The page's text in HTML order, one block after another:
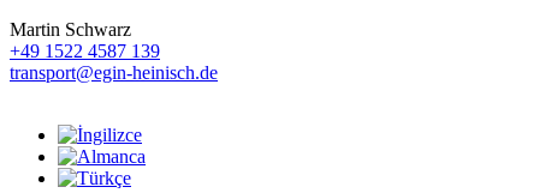
Martin Schwarz
+49 1522 4587 139
transport@egin-heinisch.de